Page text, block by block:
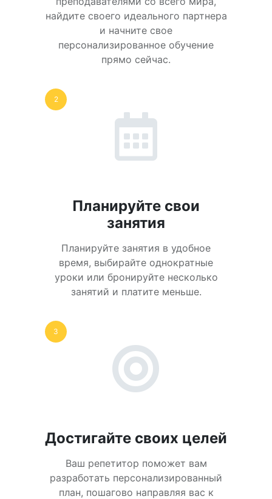
найдите своего идеального партнера
и начните свое
персонализированное обучение
прямо сейчас.
2
Планируйте свои
занятия
Планируйте занятия в удобное
время, выбирайте однократные
уроки или бронируйте несколько
занятий и платите меньше.
3
Достигайте своих целей
Ваш репетитор поможет вам
разработать персонализированный
план, пошагово направляя вас к